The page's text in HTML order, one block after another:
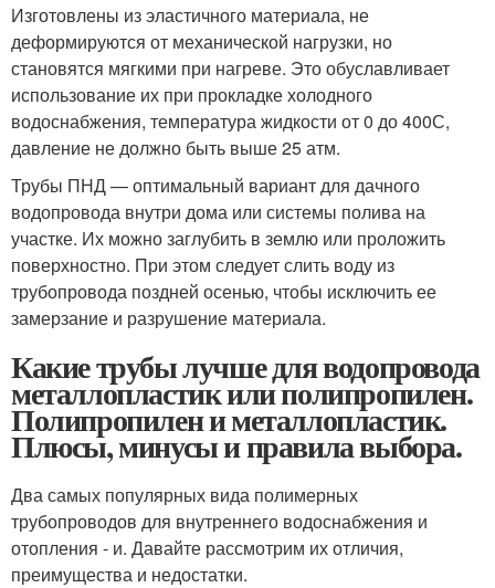
Изготовлены из эластичного материала, не
деформируются от механической нагрузки, но
становятся мягкими при нагреве. Это обуславливает
использование их при прокладке холодного
водоснабжения, температура жидкости от 0 до 400С,
давление не должно быть выше 25 атм.
Трубы ПНД — оптимальный вариант для дачного
водопровода внутри дома или системы полива на
участке. Их можно заглубить в землю или проложить
поверхностно. При этом следует слить воду из
трубопровода поздней осенью, чтобы исключить ее
замерзание и разрушение материала.
Какие трубы лучше для водопровода
металлопластик или полипропилен.
Полипропилен и металлопластик.
Плюсы, минусы и правила выбора.
Два самых популярных вида полимерных
трубопроводов для внутреннего водоснабжения и
отопления - и. Давайте рассмотрим их отличия,
преимущества и недостатки.